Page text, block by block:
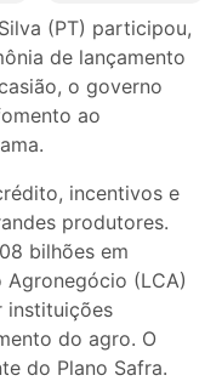
(PT) participou,
de lançamento
o governo
ao
incentivos e
produtores.
bilhões em
(LCA)
do agro. O
do Plano Safra.